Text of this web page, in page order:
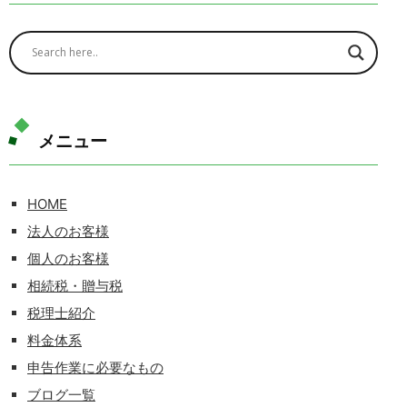
メニュー
HOME
法人のお客様
個人のお客様
相続税・贈与税
税理士紹介
料金体系
申告作業に必要なもの
ブログ一覧